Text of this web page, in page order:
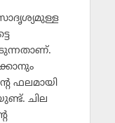
ഫലമായി
ചില